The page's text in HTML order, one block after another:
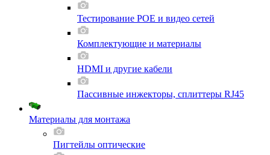
Тестирование POE и видео сетей
Комплектующие и материалы
HDMI и другие кабели
Пассивные инжекторы, сплиттеры RJ45
Материалы для монтажа
Пигтейлы оптические